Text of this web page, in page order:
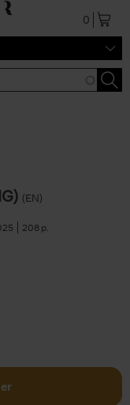
0
(EN)
208